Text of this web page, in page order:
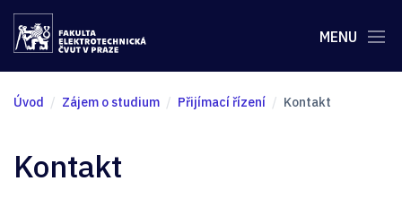
MENU
Úvod Zájem o studium Přijímací řízení Kontakt
Kontakt